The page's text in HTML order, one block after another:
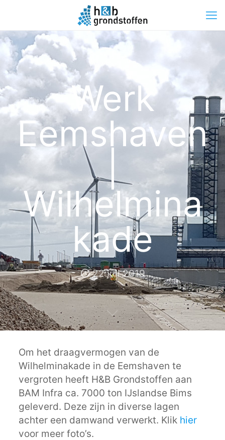
Werk
Eemshaven
|
Wilhelmina
kade
22 juli 2019
Om het draagvermogen van de
Wilhelminakade in de Eemshaven te
vergroten heeft H&B Grondstoffen aan
BAM Infra ca. 7000 ton IJslandse Bims
geleverd. Deze zijn in diverse lagen
achter een damwand verwerkt. Klik hier
voor meer foto’s.